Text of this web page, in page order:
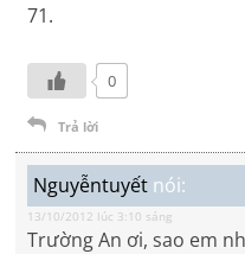
71.
0
Trả lời
Nguyễntuyết nói:
13/10/2012 lúc 3:10 sáng
Trường An ơi, sao em